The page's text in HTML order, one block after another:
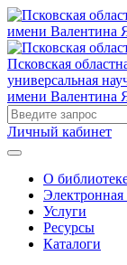
Псковская
универсальная
имени Валентина
Личный кабинет
О
Электронная
Услуги
Ресурсы
Каталоги